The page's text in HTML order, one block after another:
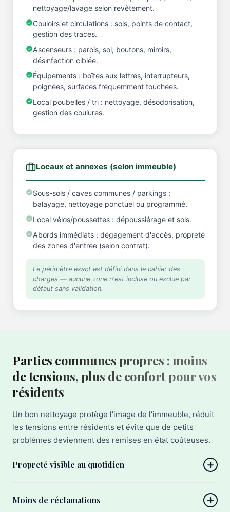
nettoyage/lavage selon revêtement.
Couloirs et circulations : sols, points de contact,
gestion des traces.
Ascenseurs : parois, sol, boutons, miroirs,
désinfection ciblée.
Équipements : boîtes aux lettres, interrupteurs,
poignées, surfaces fréquemment touchées.
Local poubelles / tri : nettoyage, désodorisation,
gestion des coulures.
Locaux et annexes (selon immeuble)
Sous-sols / caves communes / parkings :
balayage, nettoyage ponctuel ou programmé.
Local vélos/poussettes : dépoussiérage et sols.
Abords immédiats : dégagement d'accès, propreté
des zones d'entrée (selon contrat).
Le périmètre exact est défini dans le cahier des
charges — aucune zone n'est incluse ou exclue par
défaut sans validation.
Parties communes propres : moins
de tensions, plus de confort pour vos
résidents
Un bon nettoyage protège l'image de l'immeuble, réduit
les tensions entre résidents et évite que de petits
problèmes deviennent des remises en état coûteuses.
Propreté visible au quotidien
Moins de réclamations